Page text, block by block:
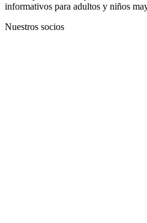
informativos para adultos y niños
Nuestros socios